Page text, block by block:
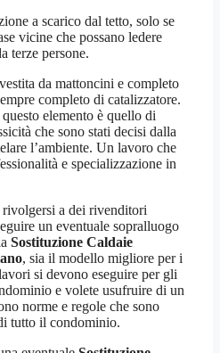
a scarico dal tetto, solo se
vicine che possano ledere
terze persone.
da mattoncini e completo
completo di catalizzatore.
elemento è quello di
che sono stati decisi dalla
l’ambiente. Un lavoro che
e specializzazione in
rivolgersi a dei rivenditori
un eventuale sopralluogo
Sostituzione Caldaie
, sia il modello migliore per i
si devono eseguire per gli
e volete usufruire di un
norme e regole che sono
tutto il condominio.